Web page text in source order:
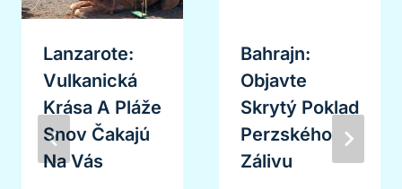
Lanzarote:
Vulkanická
Krása A Pláže
Snov Čakajú
Na Vás
Bahrajn:
Objavte
Skrytý Poklad
Perzského
Zálivu